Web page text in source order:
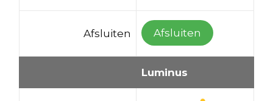
Afsluiten Afsluiten
Luminus